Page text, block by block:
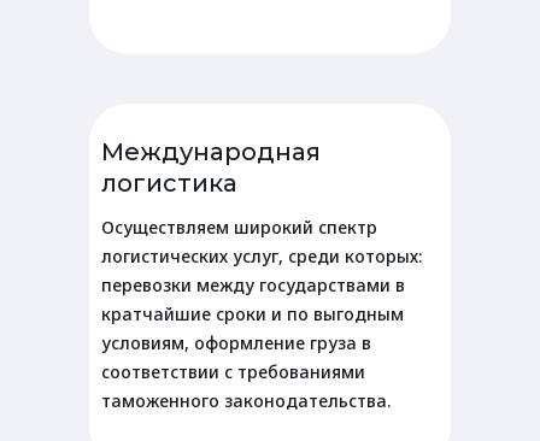
Международная
логистика
Осуществляем широкий спектр
логистических услуг, среди которых:
перевозки между государствами в
кратчайшие сроки и по выгодным
условиям, оформление груза в
соответствии с требованиями
таможенного законодательства.